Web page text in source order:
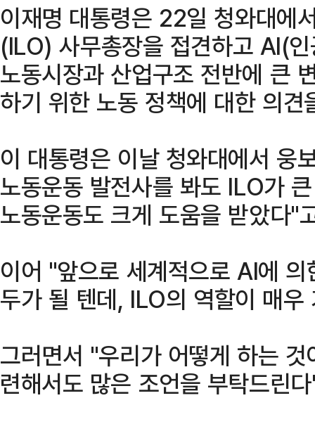
이재명 대통령은 22일 청와대에
(ILO) 사무총장을 접견하고 AI(
노동시장과 산업구조 전반에 큰
하기 위한 노동 정책에 대한 의견
이 대통령은 이날 청와대에서 웅
노동운동 발전사를 봐도 ILO가
노동운동도 크게 도움을 받았다"
이어 "앞으로 세계적으로 AI에
두가 될 텐데, ILO의 역할이 매우
그러면서 "우리가 어떻게 하는
련해서도 많은 조언을 부탁드린